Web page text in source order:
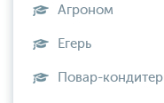
Агроном
Егерь
Повар-кондитер